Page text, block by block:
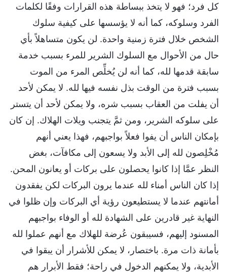
كل فرد؛ فهو لا يتخذ ببساطة هذه القرارات وفقًا لكلمات
الفرد وسلوكه، كما أنه لا يؤسسها على كيفية سلوك
الشخص خلال فترة زمنية واحدة. لن يكون متساهلاً بأي
حال من الأحوال مع السلوك الشرير للمرء بسبب خدمة
سابقة قدمها لله، كما أنه لن يُخلِّص المرء من الموت
بسبب فترة من الوقت بذل نفسه فيها لله. لا يمكن لأحد
أن يفلت من العقاب بسبب شره، ولا يمكن لأحد أن يتستر
على سلوكه الشرير، ومن ثمَّ يتجنب ويلات الهلاك. إن كان
بإمكان الناس أن يفوا فعلاً بواجبهم، فهذا يعني أنهم
مُخْلِصون لله إلى الأبد ولا يسعون إلى مكافآت، بغض
النظر عمَّا إذا كانوا يحصلون على بركات أو يعانون المحن.
إذا كان الناس أمناء لله عندما يرون البركات لكن يفقدون
أمانتهم عندما لا يستطيعون رؤية أي البركات وإن ظلوا في
النهاية غير قادرين على الشهادة لله أو الوفاء بواجبهم
المسنود إليهم، فسيبقون عُرضة للهلاك مع أنهم عملوا لله
بأمانة ذات مرة. باختصار، لا يمكن للأشرار أن يبقوا في
الأبدية، ولا يمكنهم الدخول في راحة؛ فقط الأبرار هم